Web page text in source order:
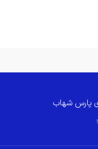
پارس شهاب